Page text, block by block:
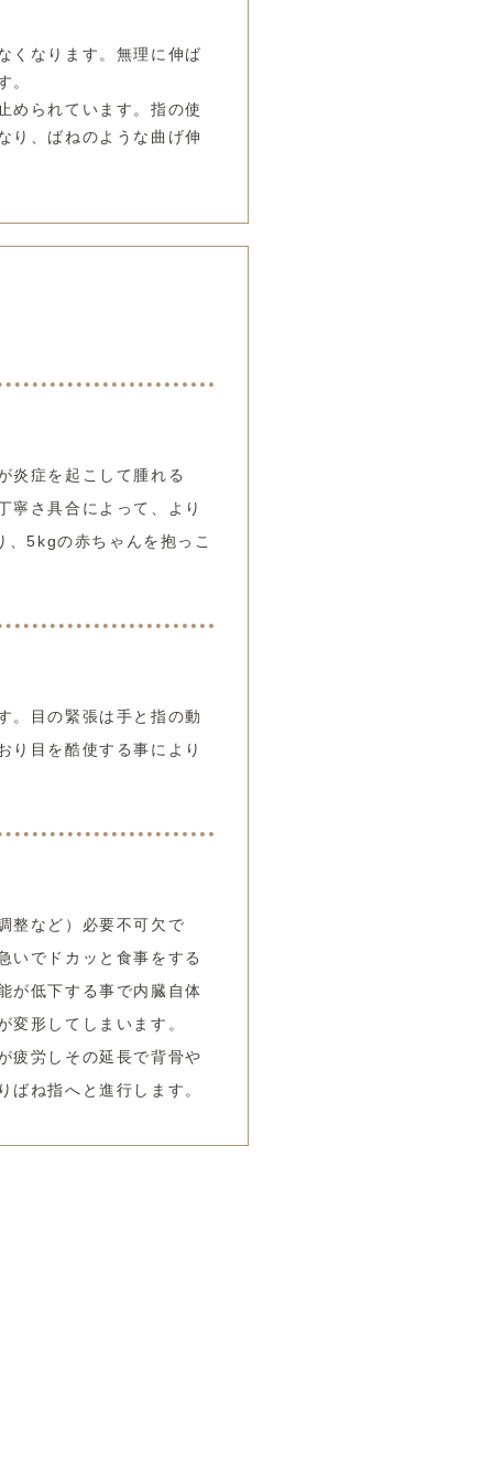
くなります。無理に伸ば
。
められています。指の使
り、ばねのような曲げ伸
炎症を起こして腫れる
寧さ具合によって、より
5kgの赤ちゃんを抱っこ
。目の緊張は手と指の動
り目を酷使する事により
整など）必要不可欠で
いでドカッと食事をする
が低下する事で内臓自体
形してしまいます。
疲労しその延長で背骨や
ね指へと進行します。